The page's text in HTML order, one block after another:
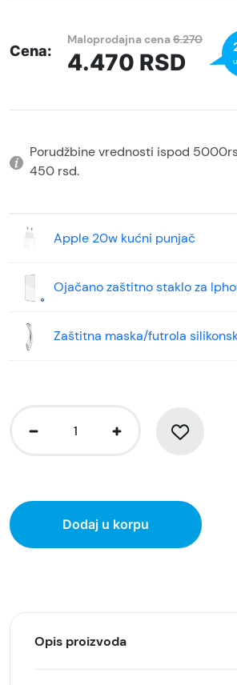
Cena:
Maloprodajna cena6.270
4.470 RSD
Porudžbine vrednosti ispod
450 rsd.
Apple 20w kućni punjač
Ojačano zaštitno staklo za
Zaštitna maska/futrola
Dodaj u korpu
Opis proizvoda